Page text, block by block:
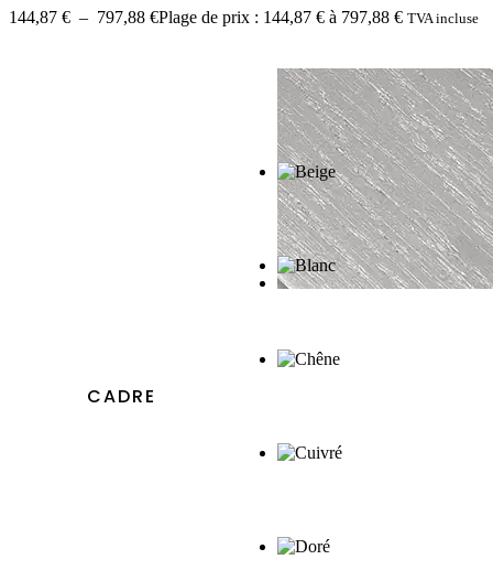
144,87 € – 797,88 €Plage de prix : 144,87 € à 797,88 € TVA incluse
CADRE